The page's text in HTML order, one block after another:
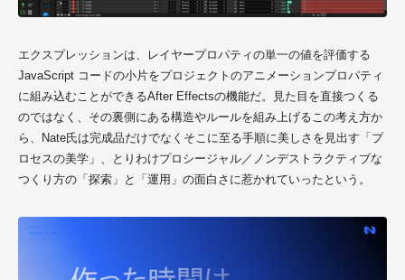
エクスプレッションは、レイヤープロパティの単一の値を評価する
JavaScript コードの小片をプロジェクトのアニメーションプロパティ
に組み込むことができるAfter Effectsの機能だ。見た目を直接つくる
のではなく、その裏側にある構造やルールを組み上げるこの考え方か
ら、
Nate氏は完成品だけでなくそこに至る手順に美しさを見出す「プ
ロセスの美学」、とりわけプロシージャル／ノンデストラクティブな
つくり方の「探索」と「運用」の面白さに惹かれていったという。